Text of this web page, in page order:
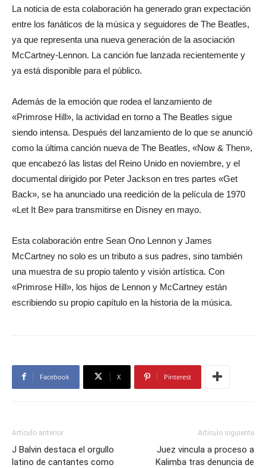
La noticia de esta colaboración ha generado gran expectación
entre los fanáticos de la música y seguidores de The Beatles,
ya que representa una nueva generación de la asociación
McCartney-Lennon. La canción fue lanzada recientemente y
ya está disponible para el público.
Además de la emoción que rodea el lanzamiento de
«Primrose Hill», la actividad en torno a The Beatles sigue
siendo intensa. Después del lanzamiento de lo que se anunció
como la última canción nueva de The Beatles, «Now & Then»,
que encabezó las listas del Reino Unido en noviembre, y el
documental dirigido por Peter Jackson en tres partes «Get
Back», se ha anunciado una reedición de la película de 1970
«Let It Be» para transmitirse en Disney en mayo.
Esta colaboración entre Sean Ono Lennon y James
McCartney no solo es un tributo a sus padres, sino también
una muestra de su propio talento y visión artística. Con
«Primrose Hill», los hijos de Lennon y McCartney están
escribiendo su propio capítulo en la historia de la música.
Facebook X Pinterest
Artículo anterior
J Balvin destaca el orgullo
latino de cantantes como
Artículo siguiente
Juez vincula a proceso a
Kalimba tras denuncia de